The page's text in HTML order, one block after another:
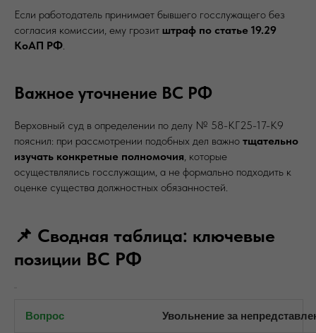
Если работодатель принимает бывшего госслужащего без
согласия комиссии, ему грозит штраф по статье 19.29
КоАП РФ.
Важное уточнение ВС РФ
Верховный суд в определении по делу № 58-КГ25-17-К9
пояснил: при рассмотрении подобных дел важно тщательно
изучать конкретные полномочия, которые
осуществлялись госслужащим, а не формально подходить к
оценке существа должностных обязанностей.
📌 Сводная таблица: ключевые
позиции ВС РФ
Увольнение за